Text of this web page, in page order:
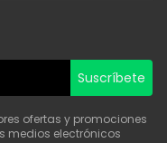
Suscríbete
ofertas y promociones
medios electrónicos